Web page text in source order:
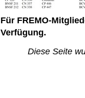
Für FREMO-
Verfügung.
Diese Seite